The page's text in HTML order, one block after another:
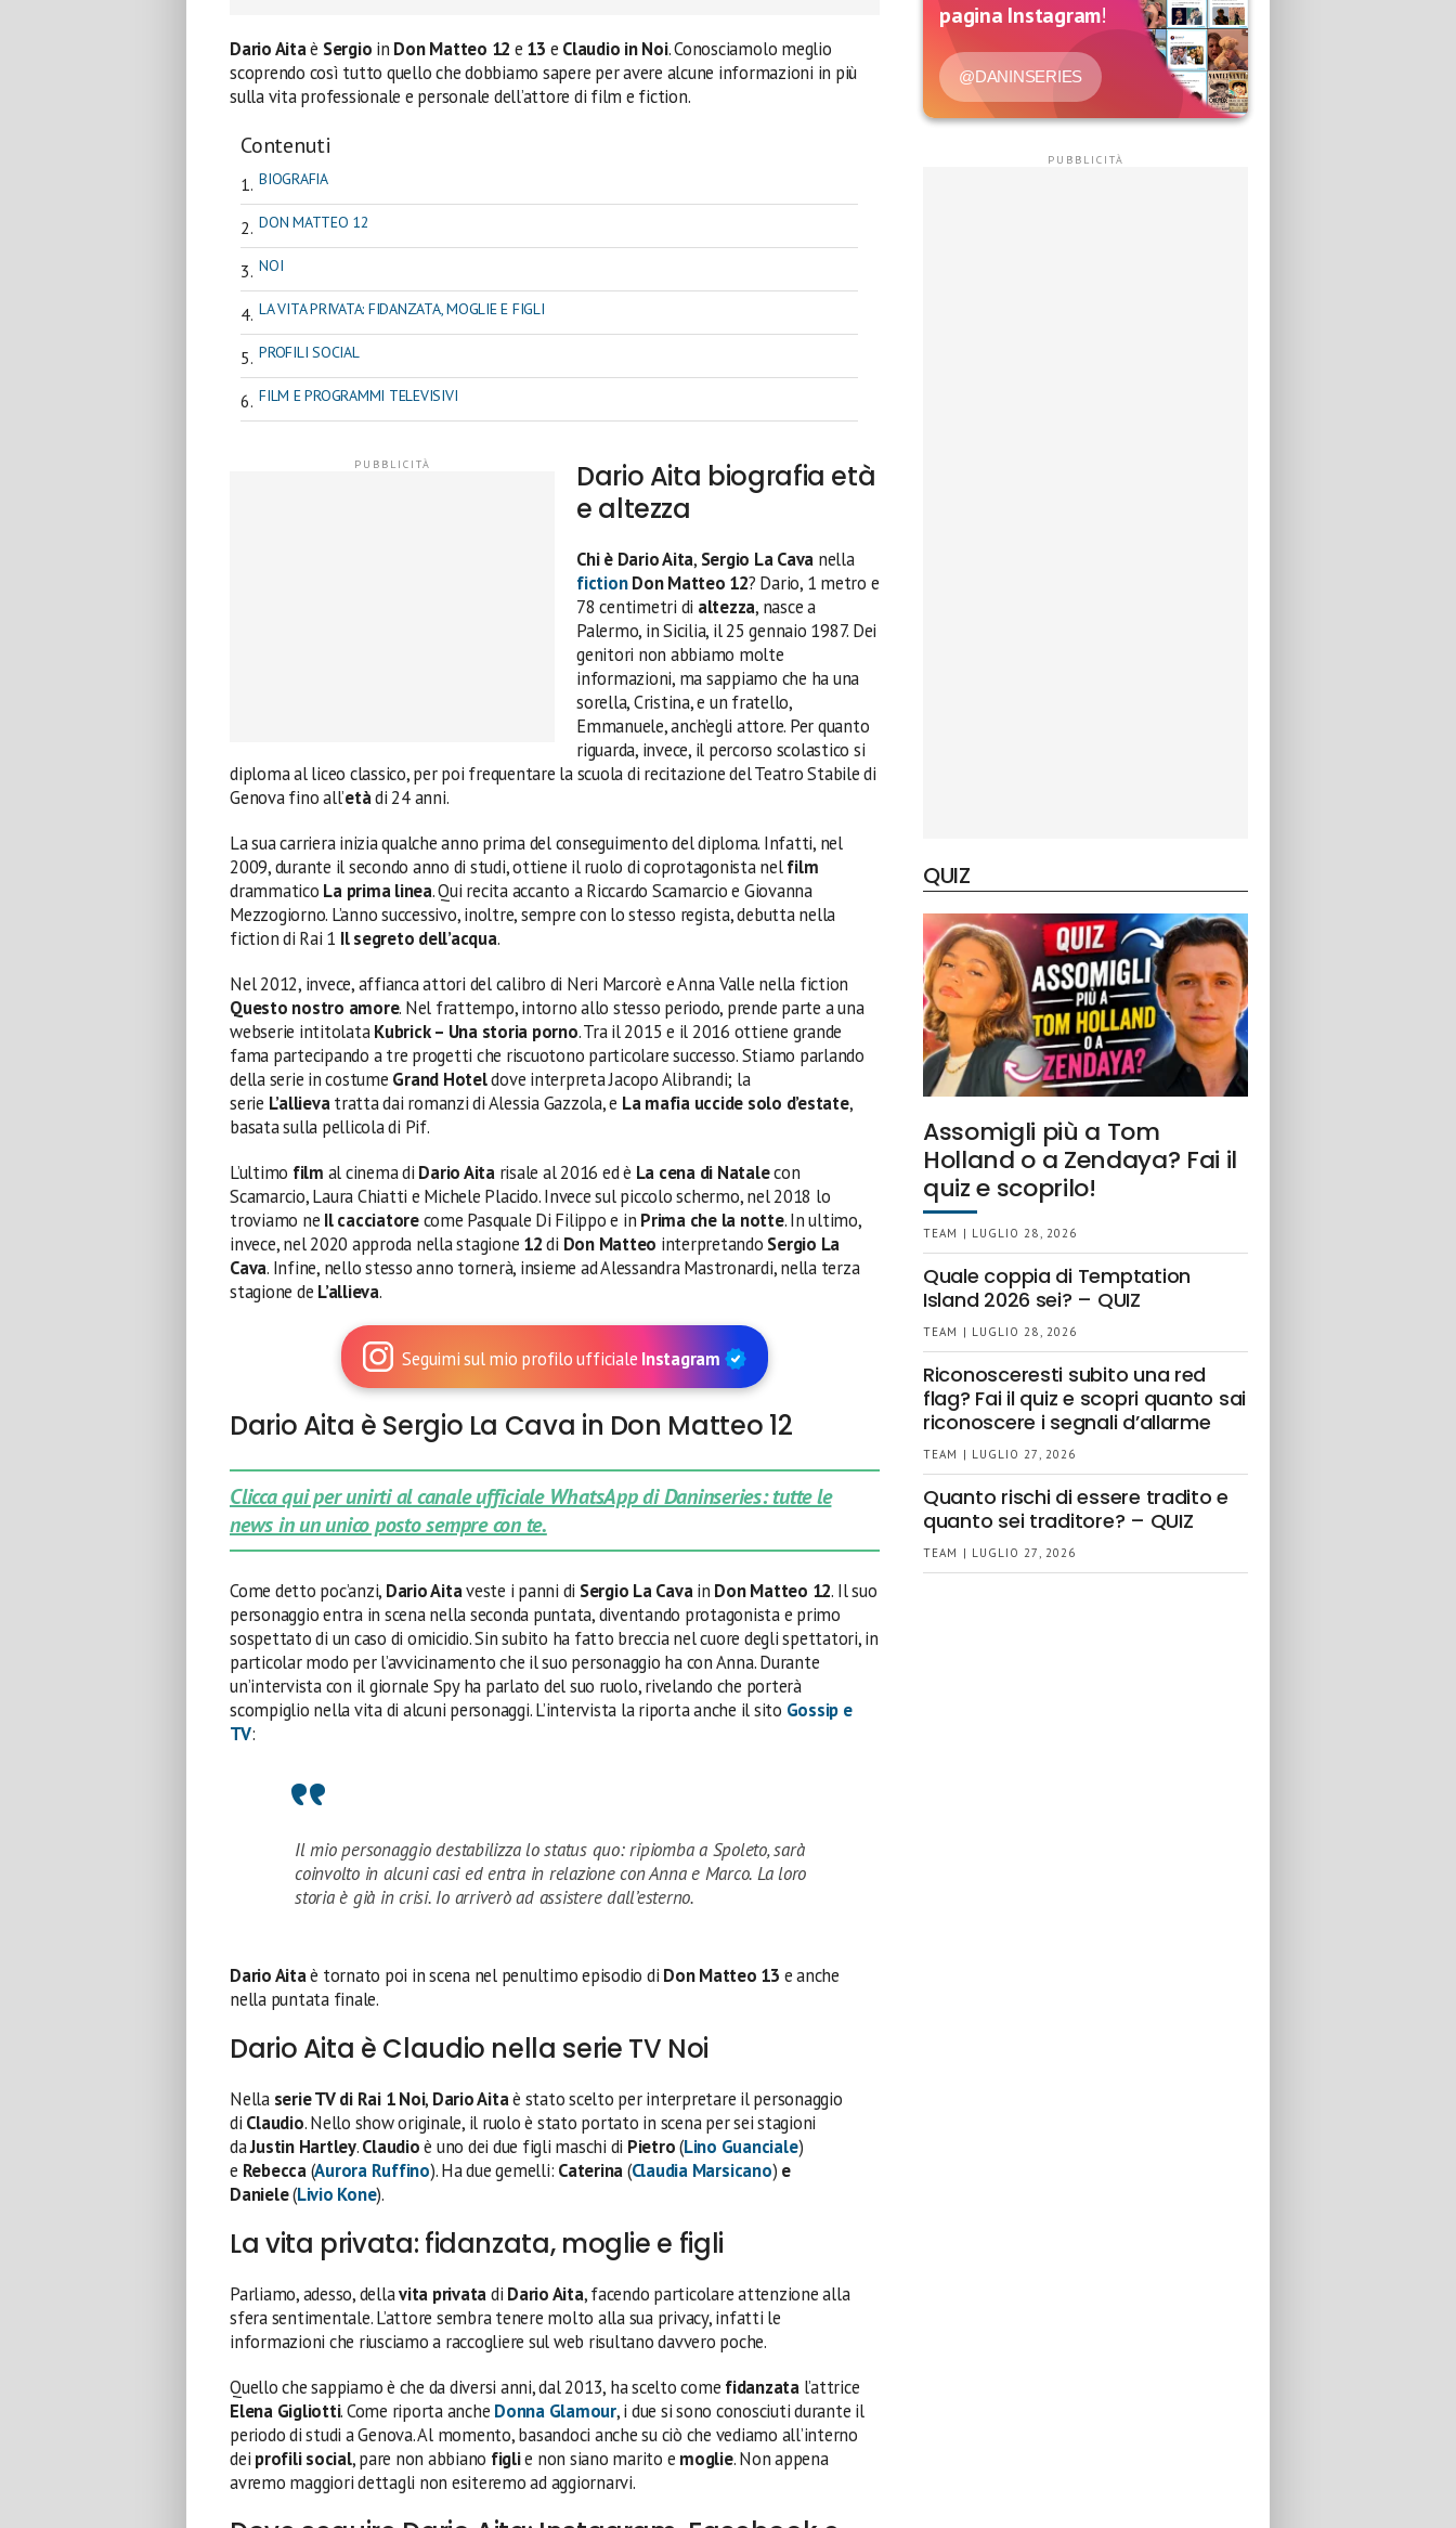
Dario Aitaè Sergio in Don Matteo 12 e 13 e Claudio in Noi. Conosciamolo meglio
scoprendo così tutto quello che dobbiamo sapere per avere alcune informazioni in più
sulla vita professionale e personale dell’attore di film e fiction.
Contenuti
BIOGRAFIA
DON MATTEO 12
NOI
LA VITA PRIVATA: FIDANZATA, MOGLIE E FIGLI
PROFILI SOCIAL
FILM E PROGRAMMI TELEVISIVI
Dario Aita biografia età
e altezza
Chi è Dario Aita, Sergio La Cava nella
fiction Don Matteo 12? Dario, 1 metro e
78 centimetri di altezza, nasce a
Palermo, in Sicilia, il 25 gennaio 1987. Dei
genitori non abbiamo molte
informazioni, ma sappiamo che ha una
sorella, Cristina, e un fratello,
Emmanuele, anch’egli attore. Per quanto
riguarda, invece, il percorso scolastico si
diploma al liceo classico, per poi frequentare la scuola di recitazione del Teatro Stabile di
Genova fino all’etàdi 24 anni.
La sua carriera inizia qualche anno prima del conseguimento del diploma. Infatti, nel
2009, durante il secondo anno di studi, ottiene il ruolo di coprotagonista nelfilm
drammatico La prima linea. Qui recita accanto a Riccardo Scamarcio e Giovanna
Mezzogiorno. L’anno successivo, inoltre, sempre con lo stesso regista, debutta nella
fiction di Rai 1 Il segreto dell’acqua.
Nel 2012, invece, affianca attori del calibro di Neri Marcorè e Anna Valle nella fiction
Questo nostro amore. Nel frattempo, intorno allo stesso periodo, prende parte a una
webserie intitolataKubrick – Una storia porno. Tra il 2015 e il 2016 ottiene grande
fama partecipando a tre progetti che riscuotono particolare successo. Stiamo parlando
della serie in costume Grand Hoteldove interpreta Jacopo Alibrandi; la
serie L’allievatratta dai romanzi di Alessia Gazzola, e La mafia uccide solo d’estate,
basata sulla pellicola di Pif.
L’ultimo film al cinema di Dario Aita risale al 2016 ed è La cena di Natalecon
Scamarcio, Laura Chiatti e Michele Placido. Invece sul piccolo schermo, nel 2018 lo
troviamo ne Il cacciatorecome Pasquale Di Filippo e in Prima che la notte. In ultimo,
invece, nel 2020 approda nella stagione 12di Don Matteo interpretando Sergio La
Cava. Infine, nello stesso anno tornerà, insieme ad Alessandra Mastronardi, nella terza
stagione de L’allieva.
Seguimi sul mio profilo ufficiale Instagram
Dario Aita è Sergio La Cava in Don Matteo 12
Clicca qui per unirti al canale ufficiale WhatsApp di Daninseries: tutte le
news in un unico posto sempre con te.
Come detto poc’anzi, Dario Aitaveste i panni di Sergio La Cavain Don Matteo 12. Il suo
personaggio entra in scena nella seconda puntata, diventando protagonista e primo
sospettato di un caso di omicidio. Sin subito ha fatto breccia nel cuore degli spettatori, in
particolar modo per l’avvicinamento che il suo personaggio ha con Anna. Durante
un’intervista con il giornale Spy ha parlato del suo ruolo, rivelando che porterà
scompiglio nella vita di alcuni personaggi. L’intervista la riporta anche il sito Gossip e
TV:
Il mio personaggio destabilizza lo status quo: ripiomba a Spoleto, sarà
coinvolto in alcuni casi ed entra in relazione con Anna e Marco. La loro
storia è già in crisi. Io arriverò ad assistere dall’esterno.
Dario Aitaè tornato poi in scena nel penultimo episodio di Don Matteo 13 e anche
nella puntata finale.
Dario Aita è Claudio nella serie TV Noi
Nella serie TV di Rai 1 Noi, Dario Aitaè stato scelto per interpretare il personaggio
di Claudio. Nello show originale, il ruolo è stato portato in scena per sei stagioni
daJustin Hartley.Claudioè uno dei due figli maschi di Pietro(Lino Guanciale)
e Rebecca(Aurora Ruffino). Ha due gemelli: Caterina(Claudia Marsicano) e
Daniele(Livio Kone).
La vita privata: fidanzata, moglie e figli
Parliamo, adesso, dellavita privatadi Dario Aita, facendo particolare attenzione alla
sfera sentimentale. L’attore sembra tenere molto alla sua privacy, infatti le
informazioni che riusciamo a raccogliere sul web risultano davvero poche.
Quello che sappiamo è che da diversi anni, dal 2013, ha scelto come fidanzatal’attrice
Elena Gigliotti. Come riporta anche Donna Glamour, i due si sono conosciuti durante il
periodo di studi a Genova. Al momento, basandoci anche su ciò che vediamo all’interno
dei profili social, pare non abbiano figlie non siano marito e moglie. Non appena
avremo maggiori dettagli non esiteremo ad aggiornarvi.
pagina Instagram!
@DANINSERIES
QUIZ
Assomigli più a Tom
Holland o a Zendaya? Fai il
quiz e scoprilo!
TEAM | LUGLIO 28, 2026
Quale coppia di Temptation
Island 2026 sei? – QUIZ
TEAM | LUGLIO 28, 2026
Riconosceresti subito una red
flag? Fai il quiz e scopri quanto sai
riconoscere i segnali d’allarme
TEAM | LUGLIO 27, 2026
Quanto rischi di essere tradito e
quanto sei traditore? – QUIZ
TEAM | LUGLIO 27, 2026